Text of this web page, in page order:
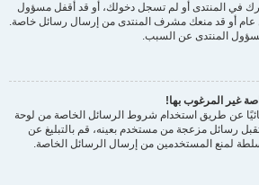
في المنتدى أو لم تسجل دخولك، أو قد أقفل مسؤول
عام أو قد منعك مشرف المنتدى من إرسال رسائل خاصة.
المنتدى عن السبب.
غير المرغوب بها!
عن طريق استخدام شروط الرسائل الخاصة من لوحة
رسائل مزعجة من مستخدم بعينه، قم بالتبليغ عن
لمنع المستخدمين من إرسال الرسائل الخاصة.